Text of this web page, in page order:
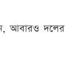
আবারও দলের